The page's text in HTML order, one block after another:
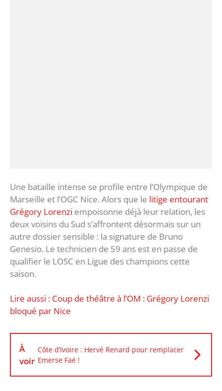
Une bataille intense se profile entre l’Olympique de
Marseille et l’OGC Nice. Alors que le litige entourant
Grégory Lorenzi empoisonne déjà leur relation, les
deux voisins du Sud s’affrontent désormais sur un
autre dossier sensible : la signature de Bruno
Genesio. Le technicien de 59 ans est en passe de
qualifier le LOSC en Ligue des champions cette
saison.
Lire aussi : Coup de théâtre à l’OM : Grégory Lorenzi
bloqué par Nice
À
voir
Côte d’Ivoire : Hervé Renard pour remplacer
Emerse Faé !